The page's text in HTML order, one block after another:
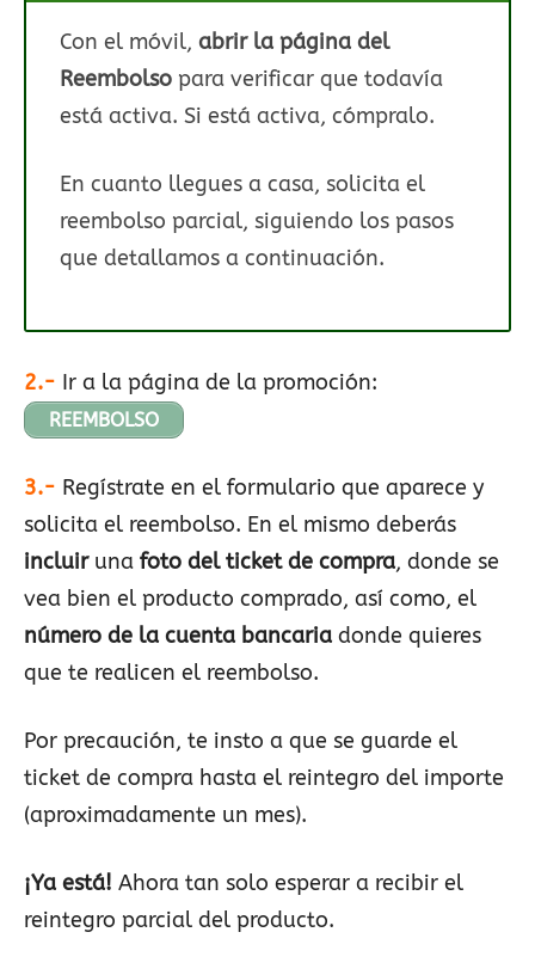
Con el móvil, abrir la página del
Reembolso para verificar que todavía
está activa. Si está activa, cómpralo.
En cuanto llegues a casa, solicita el
reembolso parcial, siguiendo los pasos
que detallamos a continuación.
2.- Ir a la página de la promoción:
REEMBOLSO
3.- Regístrate en el formulario que aparece y
solicita el reembolso. En el mismo deberás
incluiruna foto del ticket de compra, donde se
vea bien el producto comprado, así como, el
número de la cuenta bancaria donde quieres
que te realicen el reembolso.
Por precaución, te insto a que se guarde el
ticket de compra hasta el reintegro del importe
(aproximadamente un mes).
¡Ya está! Ahora tan solo esperar a recibir el
reintegro parcial del producto.